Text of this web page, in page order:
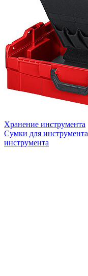
Хранение инструмента
Сумки для инструмента
инструмента